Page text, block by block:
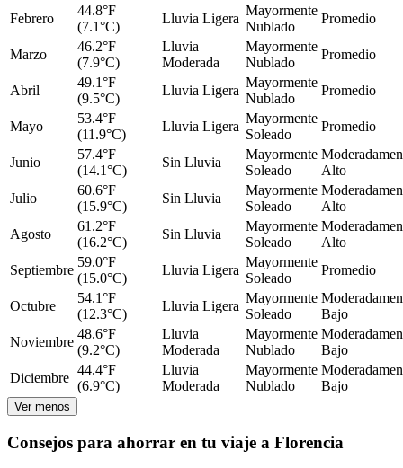
Febrero
44.8°F
(7.1°C)
Lluvia Ligera
Mayormente
Nublado
Promedio
Marzo
46.2°F
(7.9°C)
Lluvia
Moderada
Mayormente
Nublado
Promedio
Abril
49.1°F
(9.5°C)
Lluvia Ligera
Mayormente
Nublado
Promedio
Mayo
53.4°F
(11.9°C)
Lluvia Ligera
Mayormente
Soleado
Promedio
Junio
57.4°F
(14.1°C)
Sin Lluvia
Mayormente
Soleado
Alto
Julio
60.6°F
(15.9°C)
Sin Lluvia
Mayormente
Soleado
Alto
Agosto
61.2°F
(16.2°C)
Sin Lluvia
Mayormente
Soleado
Alto
Septiembre
59.0°F
(15.0°C)
Lluvia Ligera
Mayormente
Soleado
Promedio
Octubre
54.1°F
(12.3°C)
Lluvia Ligera
Mayormente
Soleado
Bajo
Noviembre
48.6°F
(9.2°C)
Lluvia
Moderada
Mayormente
Nublado
Bajo
Diciembre
44.4°F
(6.9°C)
Lluvia
Moderada
Mayormente
Nublado
Bajo
Ver menos
Consejos para ahorrar en tu viaje a Florencia